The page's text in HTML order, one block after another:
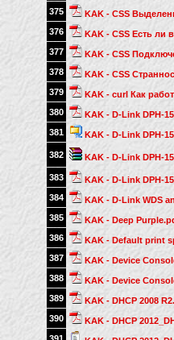
375
KAK - CSS
376
KAK - CSS Есть ли
377
KAK - CSS
378
KAK - CSS
379
KAK - curl Как
380
KAK - D-Link DPH-
381
KAK - D-Link DPH-
382 KAK - D-Link DPH-
383
KAK - D-Link DPH-
384
KAK - D-Link WDS
385
KAK - Deep
386
KAK - Default print
387
KAK - Device
388
KAK - Device
389
KAK - DHCP 2008
390
KAK - DHCP